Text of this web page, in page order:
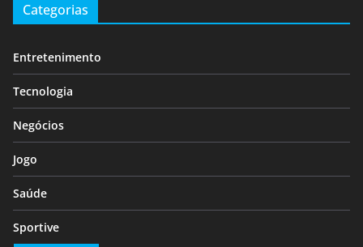
Categorias
Entretenimento
Tecnologia
Negócios
Jogo
Saúde
Sportive